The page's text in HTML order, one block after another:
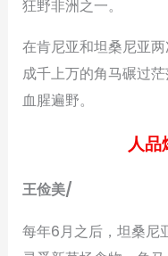
狂野非洲之一。
在肯尼亚和坦桑尼亚两
成千上万的角马碾过
血腥遍野。
人品
王俭美/
每年6月之后，坦桑尼